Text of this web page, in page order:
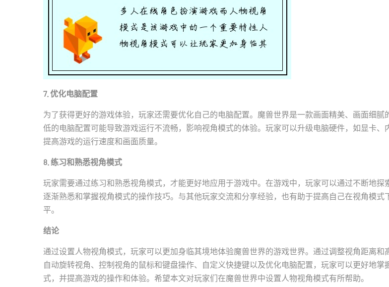
7. 优化电脑配置
为了获得更好的游戏体验，玩家还需要优化自己的电脑配置。魔兽世界是一款画面精美、画面细腻
低的电脑配置可能导致游戏运行不流畅，影响视角模式的体验。玩家可以升级电脑硬件，如显卡、
提高游戏的运行速度和画面质量。
8. 练习和熟悉视角模式
玩家需要通过练习和熟悉视角模式，才能更好地应用于游戏中。在游戏中，玩家可以通过不断地探
逐渐熟悉和掌握视角模式的操作技巧。与其他玩家交流和分享经验，也有助于提高自己在视角模式
平。
结论
通过设置人物视角模式，玩家可以更加身临其境地体验魔兽世界的游戏世界。通过调整视角距离和
自动旋转视角、控制视角的鼠标和键盘操作、自定义快捷键以及优化电脑配置，玩家可以更好地掌
式，并提高游戏的操作和体验。希望本文对玩家们在魔兽世界中设置人物视角模式有所帮助。